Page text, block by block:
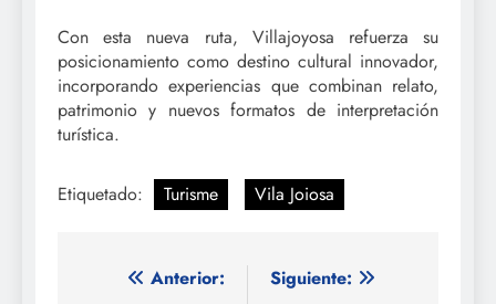
Con esta nueva ruta, Villajoyosa refuerza su
posicionamiento como destino cultural innovador,
incorporando experiencias que combinan relato,
patrimonio y nuevos formatos de interpretación
turística.
Etiquetado: Turisme Vila Joiosa
Navegación
Anterior:
Siguiente: